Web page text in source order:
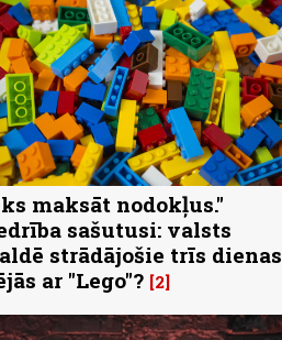
maksāt nodokļus."
sašutusi: valsts
strādājošie trīs dienas
ar "Lego"? 2